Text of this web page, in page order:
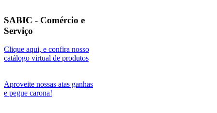
SABIC - Comércio e
Serviço
Clique aqui, e confira nosso
catálogo virtual de produtos
Aproveite nossas atas ganhas
e pegue carona!